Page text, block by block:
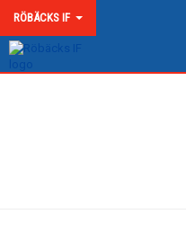
RÖBÄCKS IF